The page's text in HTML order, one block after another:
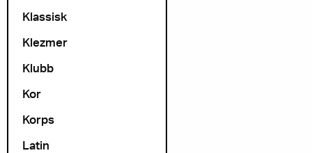
Klassisk
Klezmer
Klubb
Kor
Korps
Latin